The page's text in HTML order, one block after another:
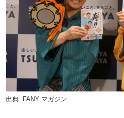
出典: FANY マガジン